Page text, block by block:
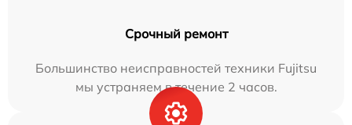
Срочный ремонт
Большинство неисправностей техники Fujitsu
мы устраняем в течение 2 часов.